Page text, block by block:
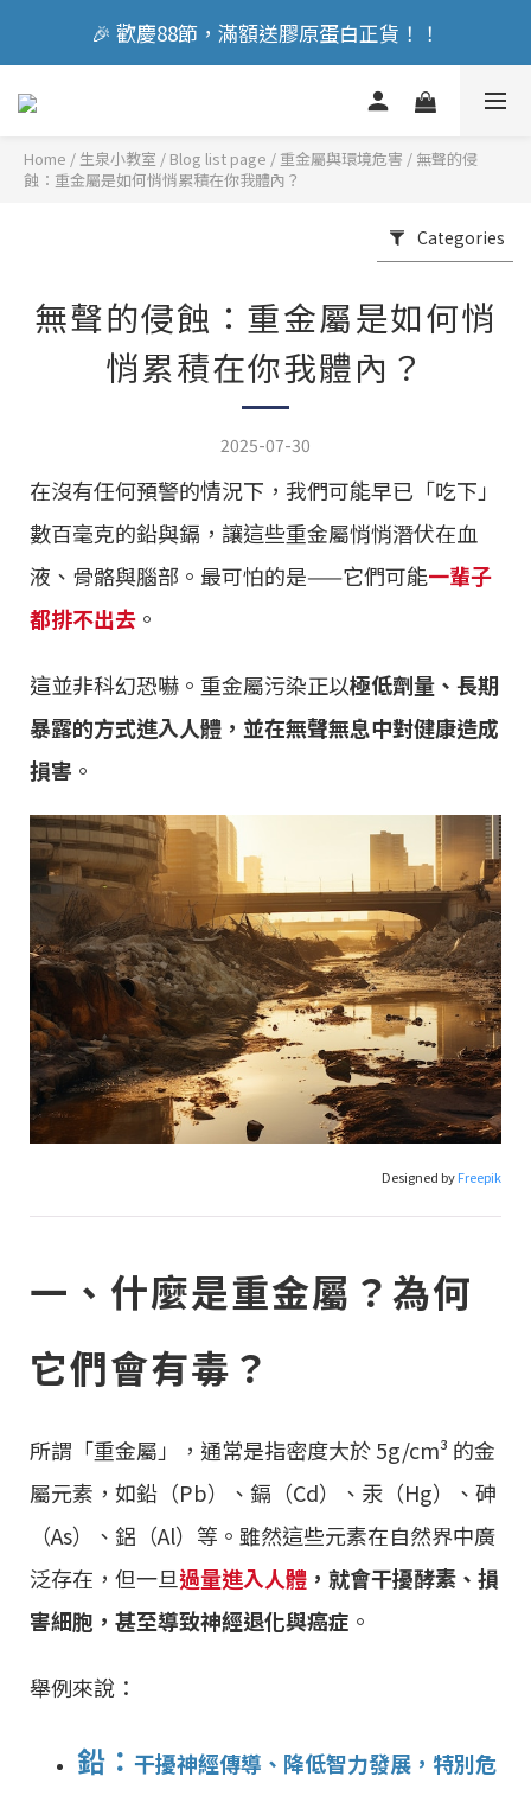
🎉 歡慶88節，滿額送膠原蛋白正貨！！
🎉 歡慶88節，滿額送膠原蛋白正貨！！
立即加入會員享『300元』購物金
🎉 歡慶88節，滿額送膠原蛋白正貨！！
Home / Blog list page / 重金屬與環境危害 / 無聲的侵
蝕：重金屬是如何悄悄累積在你我體內？
Categories
無聲的侵蝕：重金屬是如何悄
悄累積在你我體內？
2025-07-30
在沒有任何預警的情況下，我們可能早已「吃下」
數百毫克的鉛與鎘，讓這些重金屬悄悄潛伏在血
液、骨骼與腦部。最可怕的是——它們可能一輩子
都排不出去 。
這並非科幻恐嚇。重金屬污染正以極低劑量、長期
暴露的方式進入人體，並在無聲無息中對健康造成
損害 。
Designed byFreepik
一、什麼是重金屬？為何
它們會有毒？
所謂「重金屬」，通常是指密度大於 5g/cm³ 的金
屬元素，如鉛（Pb）、鎘（Cd）、汞（Hg）、砷
（As）、鋁（Al）等。雖然這些元素在自然界中廣
泛存在，但一旦過量進入人體 ，就會干擾酵素、損
害細胞，甚至導致神經退化與癌症 。
舉例來說：
鉛： 干擾神經傳導、降低智力發展， 特別危